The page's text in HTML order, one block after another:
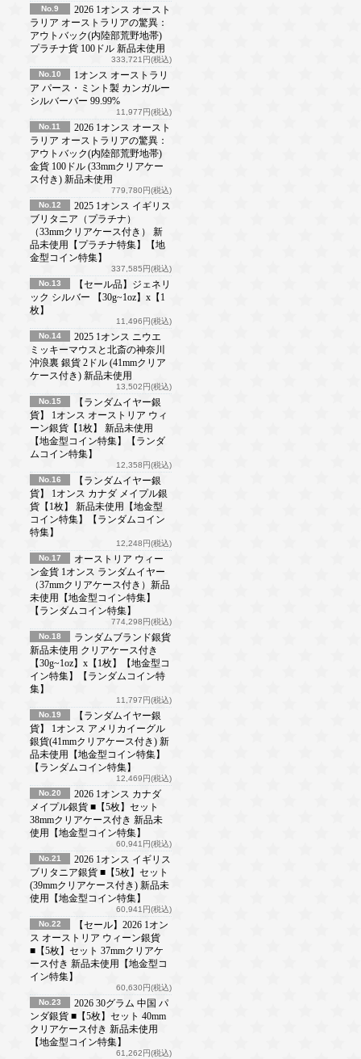
No.9
2026 1オンス オースト
ラリア オーストラリアの驚異：
アウトバック(内陸部荒野地帯)
プラチナ貨 100ドル 新品未使用
333,721円(税込)
No.10
1オンス オーストラリ
ア パース・ミント製 カンガルー
シルバーバー 99.99%
11,977円(税込)
No.11
2026 1オンス オースト
ラリア オーストラリアの驚異：
アウトバック(内陸部荒野地帯)
金貨 100ドル (33mmクリアケー
ス付き) 新品未使用
779,780円(税込)
No.12
2025 1オンス イギリス
ブリタニア（プラチナ）
（33mmクリアケース付き） 新
品未使用【プラチナ特集】【地
金型コイン特集】
337,585円(税込)
No.13
【セール品】ジェネリ
ック シルバー 【30g~1oz】x【1
枚】
11,496円(税込)
No.14
2025 1オンス ニウエ
ミッキーマウスと北斎の神奈川
沖浪裏 銀貨 2ドル (41mmクリア
ケース付き) 新品未使用
13,502円(税込)
No.15
【ランダムイヤー銀
貨】 1オンス オーストリア ウィ
ーン銀貨【1枚】 新品未使用
【地金型コイン特集】【ランダ
ムコイン特集】
12,358円(税込)
No.16
【ランダムイヤー銀
貨】 1オンス カナダ メイプル銀
貨【1枚】 新品未使用【地金型
コイン特集】【ランダムコイン
特集】
12,248円(税込)
No.17
オーストリア ウィー
ン金貨 1オンス ランダムイヤー
（37mmクリアケース付き）新品
未使用【地金型コイン特集】
【ランダムコイン特集】
774,298円(税込)
No.18
ランダムブランド銀貨
新品未使用 クリアケース付き
【30g~1oz】x【1枚】【地金型コ
イン特集】【ランダムコイン特
集】
11,797円(税込)
No.19
【ランダムイヤー銀
貨】 1オンス アメリカイーグル
銀貨(41mmクリアケース付き) 新
品未使用【地金型コイン特集】
【ランダムコイン特集】
12,469円(税込)
No.20
2026 1オンス カナダ
メイプル銀貨 ■【5枚】セット
38mmクリアケース付き 新品未
使用【地金型コイン特集】
60,941円(税込)
No.21
2026 1オンス イギリス
ブリタニア銀貨 ■【5枚】セット
(39mmクリアケース付き) 新品未
使用【地金型コイン特集】
60,941円(税込)
No.22
【セール】2026 1オン
ス オーストリア ウィーン銀貨
■【5枚】セット 37mmクリアケ
ース付き 新品未使用【地金型コ
イン特集】
60,630円(税込)
No.23
2026 30グラム 中国 パ
ンダ銀貨 ■【5枚】セット 40mm
クリアケース付き 新品未使用
【地金型コイン特集】
61,262円(税込)